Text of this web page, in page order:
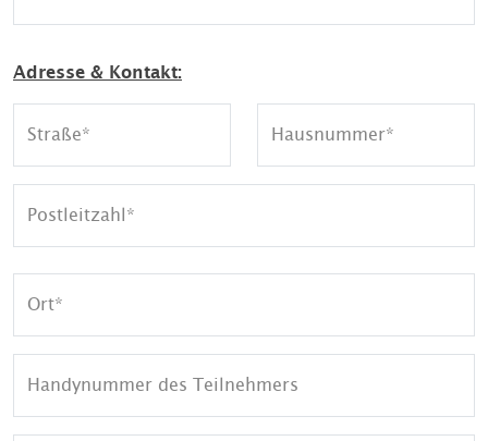
Adresse & Kontakt:
Straße Hausnummer
Postleitzahl
Ort
Handynummer des Teilnehmers